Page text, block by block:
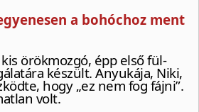
a bohóchoz ment
örökmozgó, épp első fül-
készült. Anyukája, Niki,
hogy „ez nem fog fájni”.
volt.